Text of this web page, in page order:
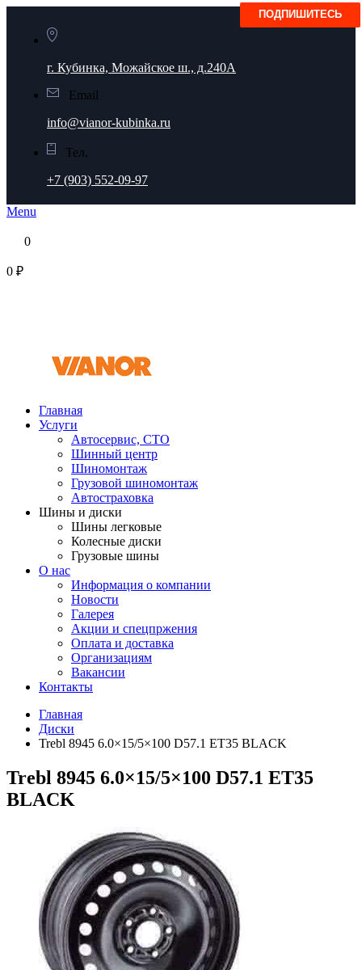
г. Кубинка, Можайское ш., д.240А
Email
info@vianor-kubinka.ru
Тел.
+7 (903) 552-09-97
Menu
0
0 ₽
Главная
Услуги
Автосервис, СТО
Шинный центр
Шиномонтаж
Грузовой шиномонтаж
Автостраховка
Шины и диски
Шины легковые
Колесные диски
Грузовые шины
О нас
Информация о компании
Новости
Галерея
Акции и спецпржения
Оплата и доставка
Организациям
Вакансии
Контакты
Главная
Диски
Trebl 8945 6.0×15/5×100 D57.1 ET35 BLACK
Trebl 8945 6.0×15/5×100 D57.1 ET35
BLACK